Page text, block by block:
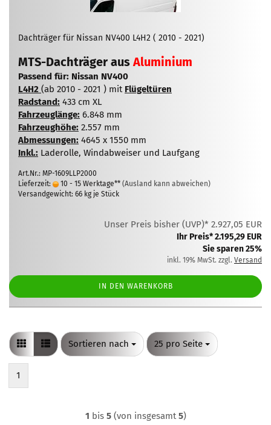
Dachträger für Nissan NV400 L4H2 ( 2010 - 2021)
MTS-Dachträger ausAluminium
Passend für: Nissan NV400
L4H2 (ab 2010 - 2021 ) mit Flügeltüren
Radstand: 433 cm XL
Fahrzeuglänge: 6.848 mm
Fahrzeughöhe: 2.557 mm
Abmessungen: 4645 x 1550 mm
Inkl.: Laderolle, Windabweiser und Laufgang
Art.Nr.: MP-1609LLP2000
Lieferzeit:
10 - 15 Werktage** (Ausland kann abweichen)
Versandgewicht: 66 kg je Stück
Unser Preis bisher (UVP)* 2.927,05 EUR
Ihr Preis* 2.195,29 EUR
Sie sparen 25%
inkl. 19% MwSt. zzgl. Versand
IN DEN WARENKORB
Sortieren nach
Sortieren nach 25 pro Seite
pro Seite
1
1 bis 5(von insgesamt5)